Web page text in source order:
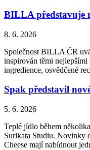
BILLA představuje
8. 6. 2026
Společnost BILLA ČR
inspirován těmi nejlepšími
ingredience, osvědčené
Spak představil
5. 6. 2026
Teplé jídlo během
Surikata Studiu. Novinky
Cheese mají nabídnout